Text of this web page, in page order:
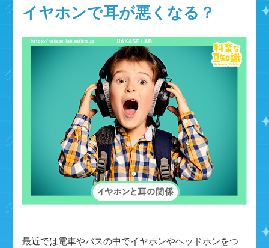
イヤホンで耳が悪くなる？
最近では電車やバスの中でイヤホンやヘッドホンをつ